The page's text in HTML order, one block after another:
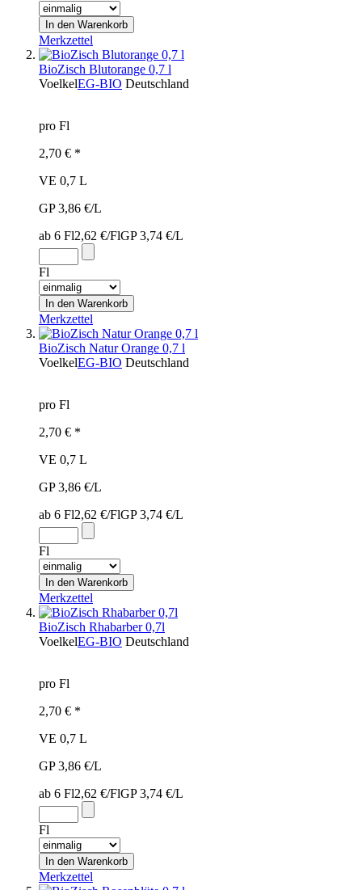
Merkzettel
BioZisch Blutorange 0,7 l
VoelkelEG-BIO Deutschland
pro Fl
2,70 € *
VE 0,7 L
GP 3,86 €/L
ab 6 Fl2,62 €/FlGP 3,74 €/L
Fl
Merkzettel
BioZisch Natur Orange 0,7 l
VoelkelEG-BIO Deutschland
pro Fl
2,70 € *
VE 0,7 L
GP 3,86 €/L
ab 6 Fl2,62 €/FlGP 3,74 €/L
Fl
Merkzettel
BioZisch Rhabarber 0,7l
VoelkelEG-BIO Deutschland
pro Fl
2,70 € *
VE 0,7 L
GP 3,86 €/L
ab 6 Fl2,62 €/FlGP 3,74 €/L
Fl
Merkzettel